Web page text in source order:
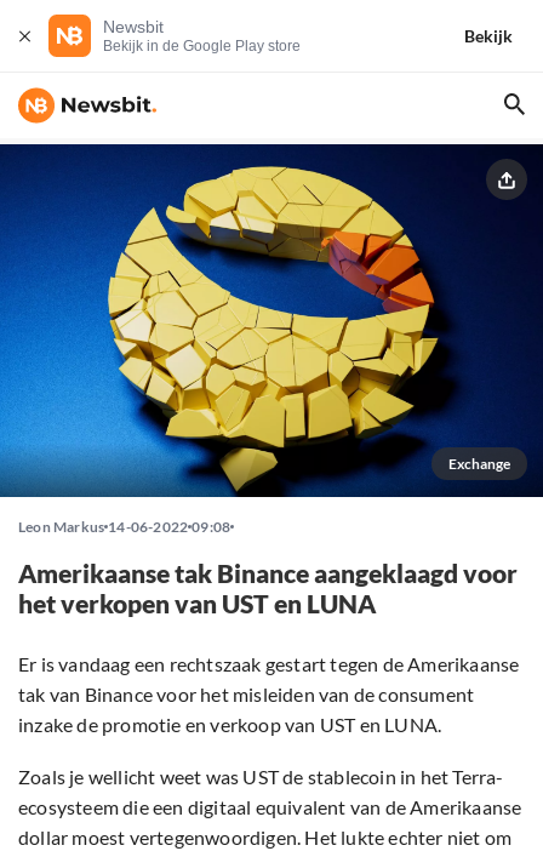
Newsbit
Bekijk in de Google Play store
Bekijk
Exchange
Leon Markus 14-06-2022 09:08
Amerikaanse tak Binance aangeklaagd voor
het verkopen van UST en LUNA
Er is vandaag een rechtszaak gestart tegen de Amerikaanse
tak van Binance voor het misleiden van de consument
inzake de promotie en verkoop van UST en LUNA.
Zoals je wellicht weet was UST de stablecoin in het Terra-
ecosysteem die een digitaal equivalent van de Amerikaanse
dollar moest vertegenwoordigen. Het lukte echter niet om